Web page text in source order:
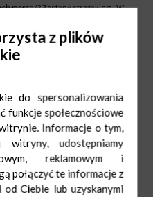
marzeń? Zostanę strażakiem! W
promowania ważnych w życiu
pomaganie innym’ – mówi Marcin
Bielawy.
z plików
do spersonalizowania
funkcje społecznościowe
Informacje o tym,
udostępniamy
reklamowym i
połączyć te informacje z
Ciebie lub uzyskanymi